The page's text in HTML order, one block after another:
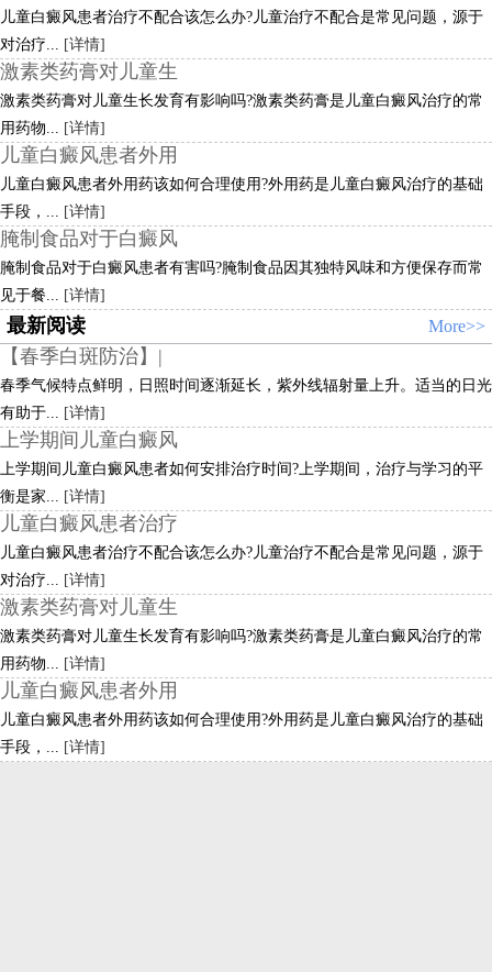
儿童白癜风患者治疗不配合该怎么办?儿童治疗不配合是常见问题，源于
对治疗... [详情]
激素类药膏对儿童生
激素类药膏对儿童生长发育有影响吗?激素类药膏是儿童白癜风治疗的常
用药物... [详情]
儿童白癜风患者外用
儿童白癜风患者外用药该如何合理使用?外用药是儿童白癜风治疗的基础
手段，... [详情]
腌制食品对于白癜风
腌制食品对于白癜风患者有害吗?腌制食品因其独特风味和方便保存而常
见于餐... [详情]
最新阅读 More>>
【春季白斑防治】|
春季气候特点鲜明，日照时间逐渐延长，紫外线辐射量上升。适当的日光
有助于... [详情]
上学期间儿童白癜风
上学期间儿童白癜风患者如何安排治疗时间?上学期间，治疗与学习的平
衡是家... [详情]
儿童白癜风患者治疗
儿童白癜风患者治疗不配合该怎么办?儿童治疗不配合是常见问题，源于
对治疗... [详情]
激素类药膏对儿童生
激素类药膏对儿童生长发育有影响吗?激素类药膏是儿童白癜风治疗的常
用药物... [详情]
儿童白癜风患者外用
儿童白癜风患者外用药该如何合理使用?外用药是儿童白癜风治疗的基础
手段，... [详情]